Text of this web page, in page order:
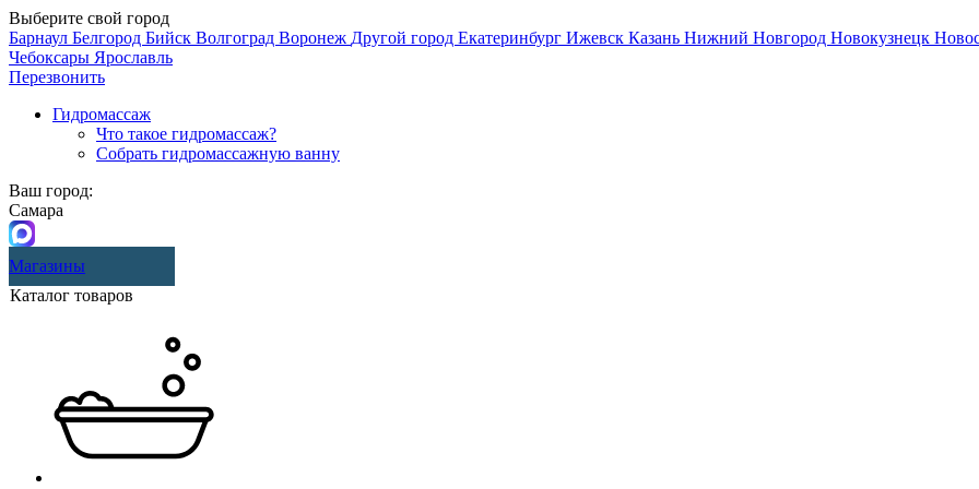
Выберите свой город
Барнаул Белгород Бийск Волгоград Воронеж Другой город Екатеринбург Ижевск Казань Нижний Новгород Новокузнецк
Чебоксары Ярославль
Перезвонить
Гидромассаж
Что такое гидромассаж?
Собрать гидромассажную ванну
Ваш город:
Самара
Магазины
Каталог товаров